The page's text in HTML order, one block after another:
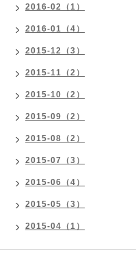
2016-02（1）
2016-01（4）
2015-12（3）
2015-11（2）
2015-10（2）
2015-09（2）
2015-08（2）
2015-07（3）
2015-06（4）
2015-05（3）
2015-04（1）